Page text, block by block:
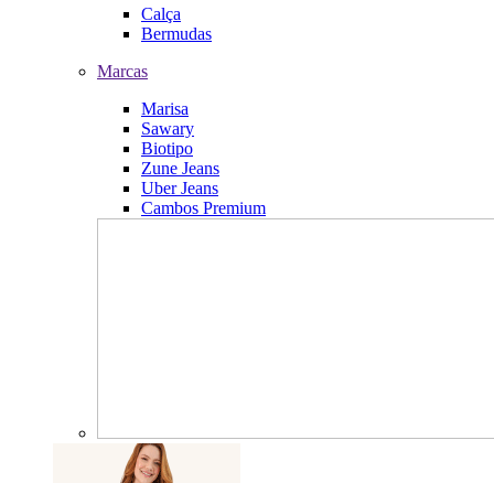
Calça
Bermudas
Marcas
Marisa
Sawary
Biotipo
Zune Jeans
Uber Jeans
Cambos Premium